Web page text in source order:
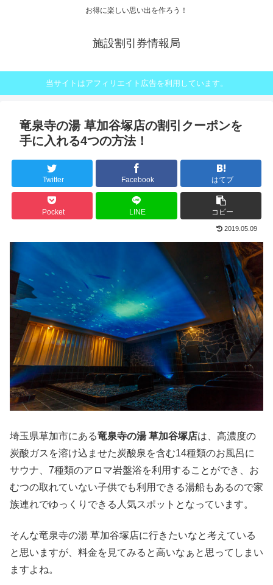
お得に楽しい思い出を作ろう！
施設割引券情報局
当サイトはアフィリエイト広告を利用しています。
竜泉寺の湯 草加谷塚店の割引クーポンを
手に入れる4つの方法！
Twitter Facebook はてブ
Pocket LINE コピー
2019.05.09
埼玉県草加市にある竜泉寺の湯 草加谷塚店は、高濃度の
炭酸ガスを溶け込ませた炭酸泉を含む14種類のお風呂に
サウナ、7種類のアロマ岩盤浴を利用することができ、お
むつの取れていない子供でも利用できる湯船もあるので家
族連れでゆっくりできる人気スポットとなっています。
そんな竜泉寺の湯 草加谷塚店に行きたいなと考えている
と思いますが、料金を見てみると高いなぁと思ってしまい
ますよね。